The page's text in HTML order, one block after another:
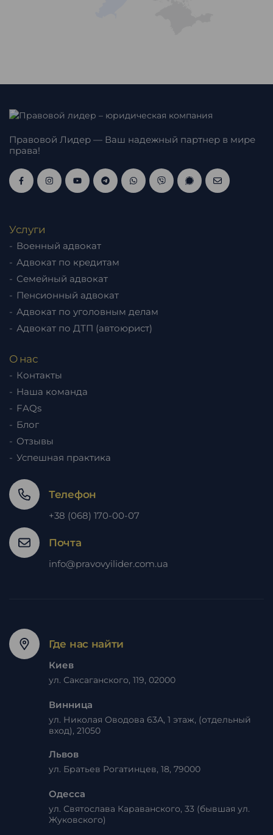
Правовой Лидер — Ваш надежный партнер в мире
права!
Услуги
Военный адвокат
Адвокат по кредитам
Семейный адвокат
Пенсионный адвокат
Адвокат по уголовным делам
Адвокат по ДТП (автоюрист)
О нас
Контакты
Наша команда
FAQs
Блог
Отзывы
Успешная практика
Телефон
+38 (068) 170-00-07
Почта
info@pravovyilider.com.ua
Где нас найти
Киев
ул. Саксаганского, 119, 02000
Винница
ул. Николая Оводова 63А, 1 этаж, (отдельный
вход), 21050
Львов
ул. Братьев Рогатинцев, 18, 79000
Одесса
ул. Святослава Караванского, 33 (бывшая ул.
Жуковского)